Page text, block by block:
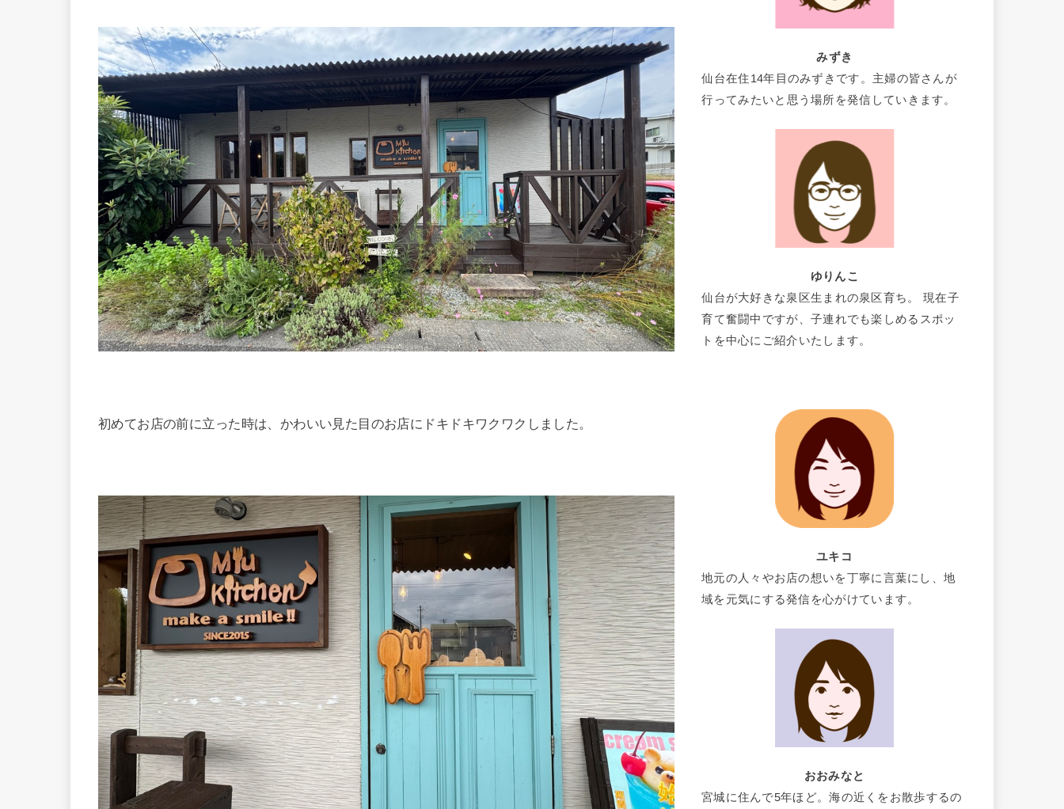
初めてお店の前に立った時は、かわいい見た目のお店にドキドキワクワクしました。
みずき
仙台在住14年目のみずきです。主婦の皆さんが
行ってみたいと思う場所を発信していきます。
ゆりんこ
仙台が大好きな泉区生まれの泉区育ち。 現在子
育て奮闘中ですが、子連れでも楽しめるスポッ
トを中心にご紹介いたします。
ユキコ
地元の人々やお店の想いを丁寧に言葉にし、地
域を元気にする発信を心がけています。
おおみなと
宮城に住んで5年ほど。海の近くをお散歩するの